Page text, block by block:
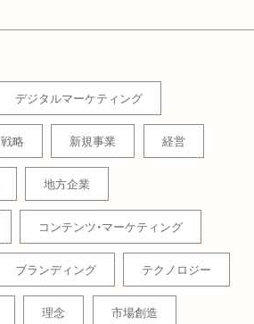
デジタルマーケティング
戦略 新規事業 経営
地方企業
コンテンツ・マーケティング
ブランディング テクノロジー
理念 市場創造